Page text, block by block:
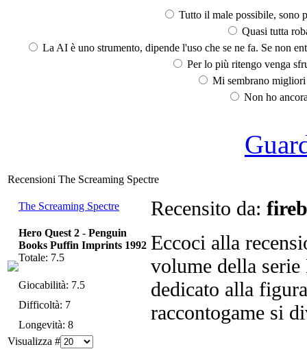
Tutto il male possibile, sono
Quasi tutta
La AI è uno strumento, dipende l'uso che se ne fa. Se non
Per lo più ritengo venga
Mi sembrano
Non ho
Recensioni The Screaming Spectre
The Screaming Spectre Recensito da:
Eccoci alla
volume della
dedicato alla
raccontogame si
Hero Quest 2 - Penguin
Books Puffin Imprints 1992
Totale: 7.5
Giocabilità: 7.5
Difficoltà: 7
Longevità: 8
Visualizza #